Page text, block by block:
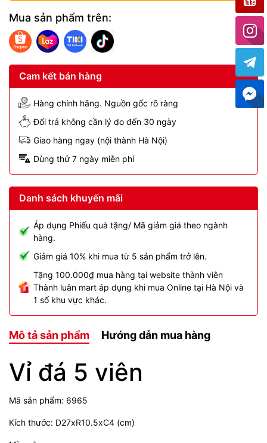
Mua sản phẩm trên:
Cam kết bán hàng
Hàng chính hãng. Nguồn gốc rõ ràng
Đổi trả không cần lý do đến 30 ngày
Giao hàng ngay (nội thành Hà Nội)
Dùng thử 7 ngày miễn phí
Danh sách khuyến mãi
Áp dụng Phiếu quà tặng/ Mã giảm giá theo ngành
hàng.
Giảm giá 10% khi mua từ 5 sản phẩm trở lên.
Tặng 100.000₫ mua hàng tại website thành viên
Thành luân mart áp dụng khi mua Online tại Hà Nội và
1 số khu vực khác.
Mô tả sản phẩm Hướng dẫn mua hàng
Vỉ đá 5 viên
Mã sản phẩm: 6965
Kích thước: D27xR10.5xC4 (cm)